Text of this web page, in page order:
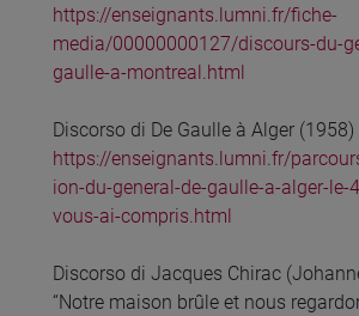
https://enseignants.lumni.fr/fiche-
media/00000000127/discours-du-
gaulle-a-montreal.html
Discorso di De Gaulle à Alger (1958)
https://enseignants.lumni.fr/
ion-du-general-de-gaulle-a-alger-le-
vous-ai-compris.html
Discorso di Jacques Chirac
“Notre maison brûle et nous